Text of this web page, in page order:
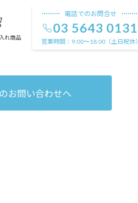
れ商品
電話でのお問合せ
03 5643 0131
営業時間： 9:00〜18:00（土日祝休）
お問い合わせへ